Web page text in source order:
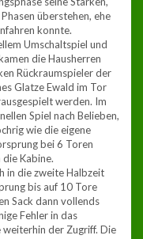
überstehen, ehe
konnte.
Umschaltspiel und
die Hausherren
Rückraumspieler der
Glatze Ewald im Tor
werden. Im
Spiel nach Belieben,
wie die eigene
bei 6 Toren
Kabine.
in die zweite Halbzeit
bis auf 10 Tore
Sack dann vollends
Fehler in das
der Zugriff. Die